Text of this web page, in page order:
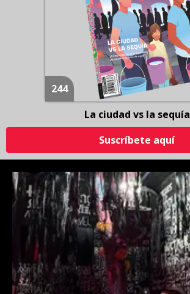
244
La ciudad vs la sequía
Suscríbete aquí